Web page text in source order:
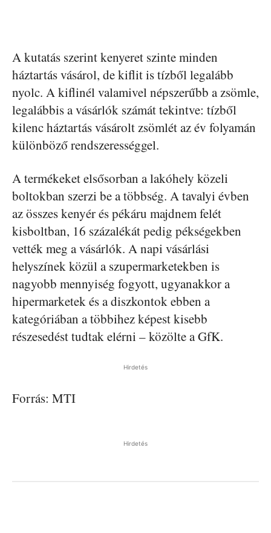
A kutatás szerint kenyeret szinte minden
háztartás vásárol, de kiflit is tízből legalább
nyolc. A kiflinél valamivel népszerűbb a zsömle,
legalábbis a vásárlók számát tekintve: tízből
kilenc háztartás vásárolt zsömlét az év folyamán
különböző rendszerességgel.
A termékeket elsősorban a lakóhely közeli
boltokban szerzi be a többség. A tavalyi évben
az összes kenyér és pékáru majdnem felét
kisboltban, 16 százalékát pedig pékségekben
vették meg a vásárlók. A napi vásárlási
helyszínek közül a szupermarketekben is
nagyobb mennyiség fogyott, ugyanakkor a
hipermarketek és a diszkontok ebben a
kategóriában a többihez képest kisebb
részesedést tudtak elérni – közölte a GfK.
Hirdetés
Forrás: MTI
Hirdetés